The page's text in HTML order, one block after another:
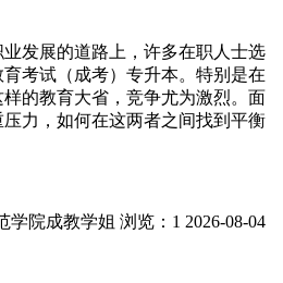
发展的道路上，许多在职人士选
考试（成考）专升本。特别是在
的教育大省，竞争尤为激烈。面
力，如何在这两者之间找到平衡
学院成教学姐 浏览：1 2026-08-04